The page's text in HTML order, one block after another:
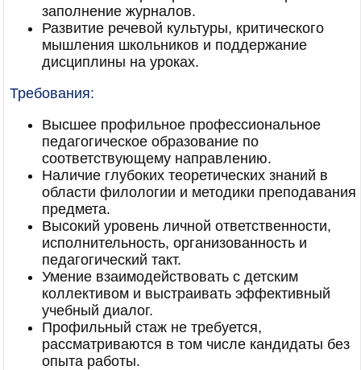
заполнение журналов.
Развитие речевой культуры, критического
мышления школьников и поддержание
дисциплины на уроках.
Требования:
Высшее профильное профессиональное
педагогическое образование по
соответствующему направлению.
Наличие глубоких теоретических знаний в
области филологии и методики преподавания
предмета.
Высокий уровень личной ответственности,
исполнительность, организованность и
педагогический такт.
Умение взаимодействовать с детским
коллективом и выстраивать эффективный
учебный диалог.
Профильный стаж не требуется,
рассматриваются в том числе кандидаты без
опыта работы.